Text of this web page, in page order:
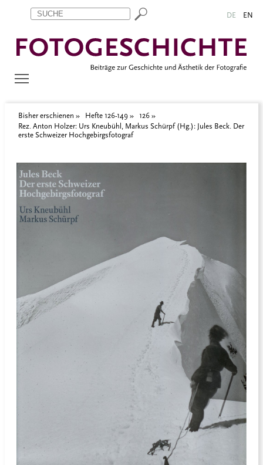
Zum Inhalt springen
Aktuelle Seite: Rez. Anton Holzer: Urs Kneubühl, MarkusDE EN
Bisher erschienen Hefte 126-149
126
Rez. Anton Holzer: Urs Kneubühl, Markus Schürpf (Hg.): Jules Beck. Der
erste Schweizer Hochgebirgsfotograf